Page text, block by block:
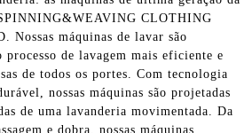
CLOTHING
Nossas máquinas de lavar são
de lavagem mais eficiente e
de todos os portes. Com tecnologia
nossas máquinas são projetadas
de uma lavanderia movimentada. Da
e dobra, nossas máquinas